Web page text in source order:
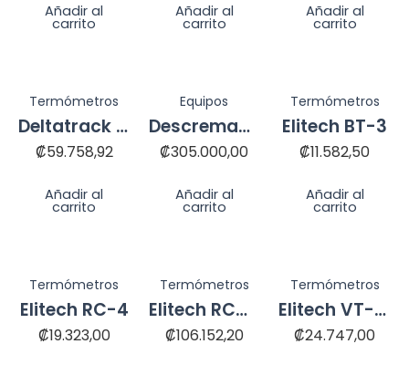
Añadir al
carrito
Añadir al
carrito
Añadir al
carrito
Termómetros
Deltatrack 40515
₡59.758,92
Añadir al
carrito
Equipos
Descremadora MOTOP SICH
₡305.000,00
Añadir al
carrito
Termómetros
Elitech BT-3
₡11.582,50
Añadir al
carrito
Termómetros
Elitech RC-4
₡19.323,00
Termómetros
Elitech RCW-600 WIFI
₡106.152,20
Termómetros
Elitech VT-10
₡24.747,00